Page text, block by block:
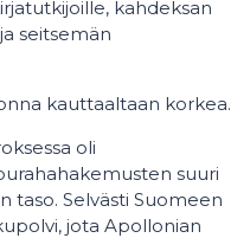
kahdeksan
seitsemän
kauttaaltaan korkea.
oli
suuri
taso. Selvästi Suomeen
jota Apollonian